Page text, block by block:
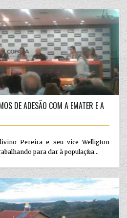
DE ADESÃO COM A EMATER E A
Pereira e seu vice Welligton
para dar à populaç&a...